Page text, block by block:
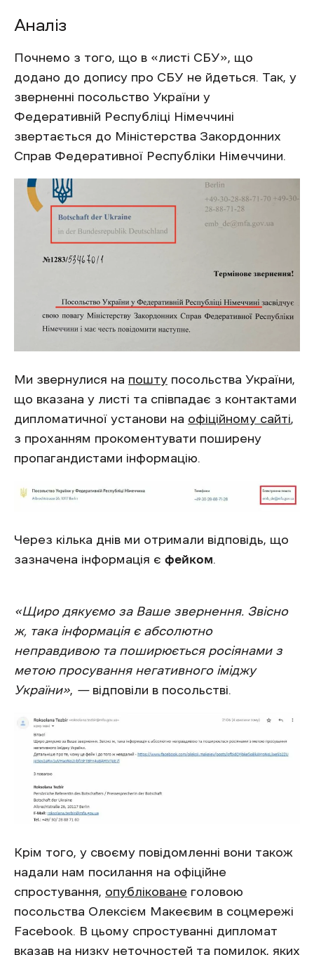
Аналіз
Почнемо з того, що в «листі СБУ», що
додано до допису про СБУ не йдеться. Так, у
зверненні посольство України у
Федеративній Республіці Німеччині
звертається до Міністерства Закордонних
Справ Федеративної Республіки Німеччини.
Ми звернулися на пошту посольства України,
що вказана у листі та співпадає з контактами
дипломатичної установи на офіційному сайті,
з проханням прокоментувати поширену
пропагандистами інформацію.
Через кілька днів ми отримали відповідь, що
зазначена інформація є фейком.
«Щиро дякуємо за Ваше звернення. Звісно
ж, така інформація є абсолютно
неправдивою та поширюється росіянами з
метою просування негативного іміджу
України», —відповіли в посольстві.
Крім того, у своєму повідомленні вони також
надали нам посилання на офіційне
спростування, опубліковане головою
посольства Олексієм Макеєвим в соцмережі
Facebook. В цьому спростуванні дипломат
вказав на низку неточностей та помилок, яких